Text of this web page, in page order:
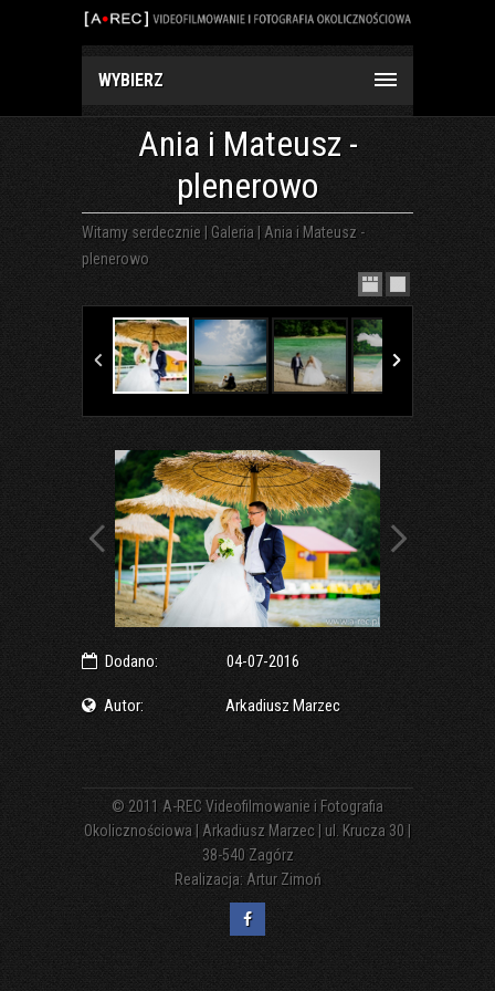
WYBIERZ
Ania i Mateusz -
plenerowo
Witamy serdecznie | Galeria | Ania i Mateusz -
plenerowo
Dodano: 04-07-2016
Autor: Arkadiusz Marzec
© 2011 A-REC Videofilmowanie i Fotografia
Okolicznościowa | Arkadiusz Marzec | ul. Krucza 30 |
38-540 Zagórz
Realizacja: Artur Zimoń